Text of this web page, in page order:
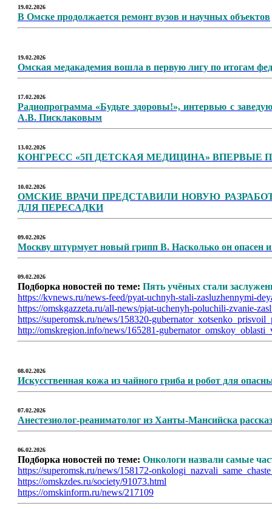
19.02.2026
В Омске продолжается ремонт вузов и научных объектов
19.02.2026
Омская медакадемия вошла в первую лигу по итогам
17.02.2026
Радиопрограмма «Будьте здоровы!», интервью с
А.В. Писклаковым
13.02.2026
КОНГРЕСС «5П ДЕТСКАЯ МЕДИЦИНА» ВПЕРВЫЕ
10.02.2026
ОМСКИЕ ВРАЧИ ПРЕДСТАВИЛИ НОВУЮ
ДЛЯ ПЕРЕСАДКИ
09.02.2026
Москву штурмует новый грипп В. Насколько он опасен
09.02.2026
Подборка новостей по теме: Пять учёных стали
https://kvnews.ru/news-feed/pyat-uchnyh-stali-zasluzhennymi-
https://omskgazzeta.ru/all-news/pjat-uchenyh-poluchili-zvanie-
https://superomsk.ru/news/158320-
http://omskregion.info/news/165281-
08.02.2026
Искусственная кожа из чайного гриба и робот для
07.02.2026
Анестезиолог-реаниматолог из Ханты-Мансийска
06.02.2026
Подборка новостей по теме: Онкологи назвали самые
https://superomsk.ru/news/158172-
https://omskzdes.ru/society/91073.html
https://omskinform.ru/news/217109